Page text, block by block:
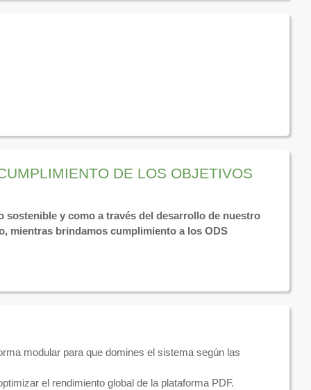
DE LOS OBJETIVOS
y como a través del desarrollo de nuestro
mientras brindamos cumplimiento a los ODS
modular para que domines el sistema según las
el rendimiento global de la plataforma PDF.